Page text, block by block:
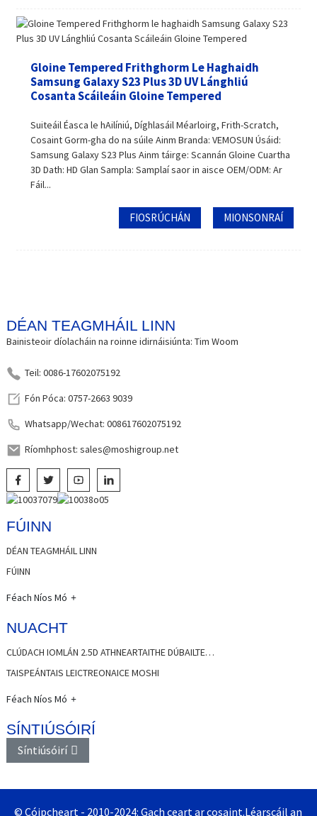
Gloine Tempered Frithghorm Le Haghaidh
Samsung Galaxy S23 Plus 3D UV Lánghliú
Cosanta Scáileáin Gloine Tempered
Suiteáil Éasca le hAilíniú, Díghlasáil Méarloirg, Frith-Scratch,
Cosaint Gorm-gha do na súile Ainm Branda: VEMOSUN Úsáid:
Samsung Galaxy S23 Plus Ainm táirge: Scannán Gloine Cuartha
3D Dath: HD Glan Sampla: Samplaí saor in aisce OEM/ODM: Ar
Fáil...
FIOSRÚCHÁN MIONSONRAÍ
DÉAN TEAGMHÁIL LINN
Bainisteoir díolacháin na roinne idirnáisiúnta: Tim Woom
Teil: 0086-17602075192
Fón Póca: 0757-2663 9039
Whatsapp/Wechat: 008617602075192
Ríomhphost: sales@moshigroup.net
FÚINN
DÉAN TEAGMHÁIL LINN
FÚINN
Féach Níos Mó
NUACHT
CLÚDACH IOMLÁN 2.5D ATHNEARTAITHE DÚBAILTE…
TAISPEÁNTAIS LEICTREONAICE MOSHI
Féach Níos Mó
SÍNTIÚSÓIRÍ
Síntiúsóirí
© Cóipcheart - 2010-2024: Gach ceart ar cosaint.Léarscáil an